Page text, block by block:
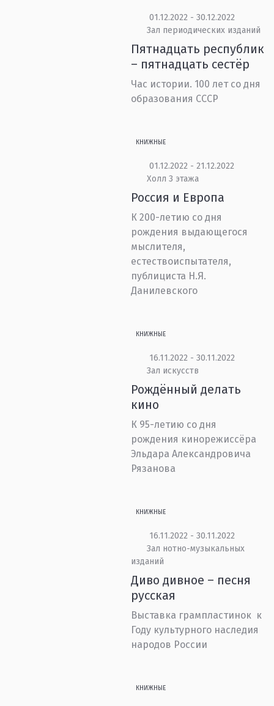
01.12.2022 - 30.12.2022
Зал периодических изданий
Пятнадцать республик
– пятнадцать сестёр
Час истории. 100 лет со дня
образования СССР
КНИЖНЫЕ
01.12.2022 - 21.12.2022
Холл 3 этажа
Россия и Европа
К 200-летию со дня
рождения выдающегося
мыслителя,
естествоиспытателя,
публициста Н.Я.
Данилевского
КНИЖНЫЕ
16.11.2022 - 30.11.2022
Зал искусств
Рождённый делать
кино
К 95-летию со дня
рождения кинорежиссёра
Эльдара Александровича
Рязанова
КНИЖНЫЕ
16.11.2022 - 30.11.2022
Зал нотно-музыкальных
изданий
Диво дивное – песня
русская
Выставка грампластинок к
Году культурного наследия
народов России
КНИЖНЫЕ